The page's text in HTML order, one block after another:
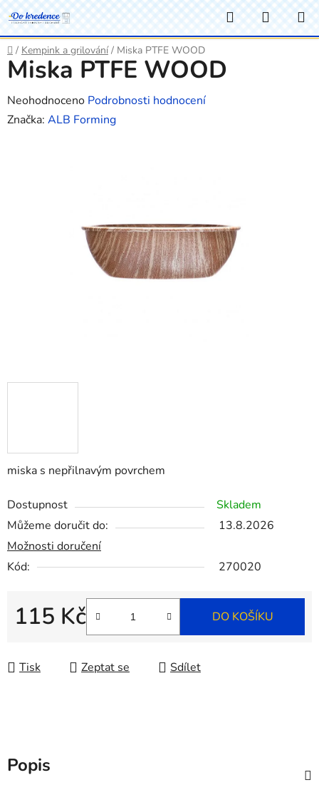
Přejít
na
obsah
Hledat
KOŠÍK
Domů
/ Kempink a grilování / Miska PTFE WOOD
miska s nepřilnavým povrchem
Dostupnost
Skladem
Můžeme doručit do:
13.8.2026
Možnosti doručení
Kód:
270020
115 Kč DO KOŠÍKU
Tisk Zeptat se Sdílet
Miska PTFE WOOD
Průměrné
hodnocení
Neohodnoceno Podrobnosti hodnocení
Značka: ALB Forming
Popis